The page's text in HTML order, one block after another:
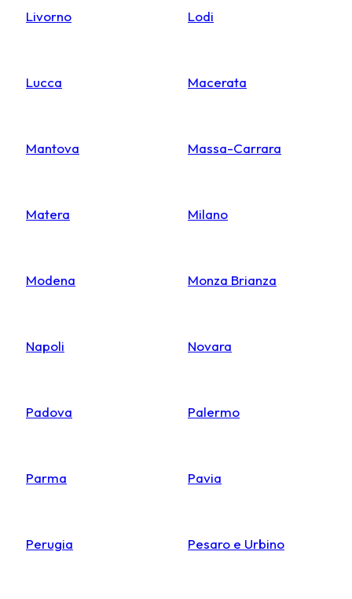
Livorno Lodi
Lucca Macerata
Mantova Massa-Carrara
Matera Milano
Modena Monza Brianza
Napoli Novara
Padova Palermo
Parma Pavia
Perugia Pesaro e Urbino